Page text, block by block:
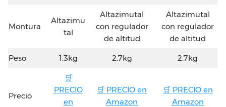
Montura
Altazimu
tal
Altazimutal
con regulador
de altitud
Altazimutal
con regulador
de altitud
Peso 1.3kg 2.7kg 2.7kg
Precio
🛒
PRECIO
en
🛒 PRECIO en
Amazon
🛒 PRECIO en
Amazon